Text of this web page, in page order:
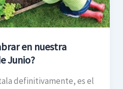
en nuestra
Junio?
definitivamente, es el